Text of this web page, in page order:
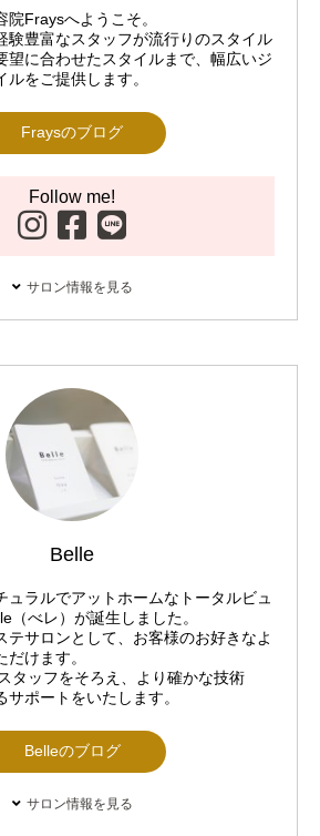
Fraysへようこそ。
験豊富なスタッフが流行りのスタイル
望に合わせたスタイルまで、幅広いジ
をご提供します。
Fraysのブログ
Follow me!
サロン情報を見る
Belle
ラルでアットホームなトータルビュ
（べレ）が誕生しました。
テサロンとして、お客様のお好きなよ
けます。
タッフをそろえ、より確かな技術
ポートをいたします。
Belleのブログ
サロン情報を見る